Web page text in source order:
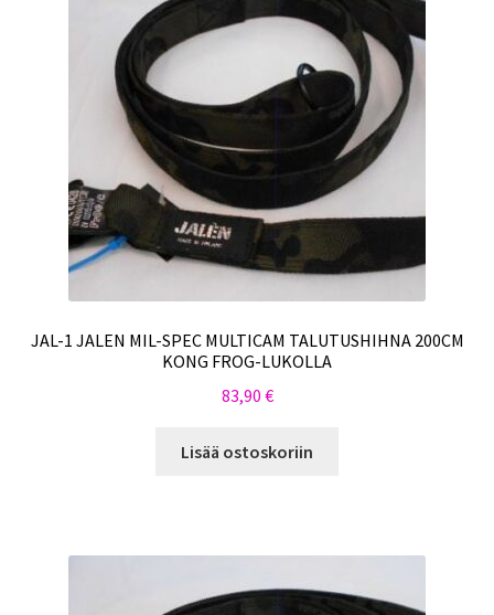
JAL-1 JALEN MIL-SPEC MULTICAM TALUTUSHIHNA 200CM
KONG FROG-LUKOLLA
83,90 €
Lisää ostoskoriin